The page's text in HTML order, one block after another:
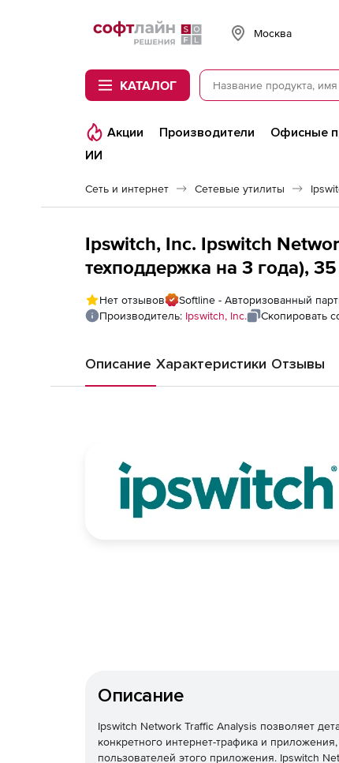
Softline
Москва
КАТАЛОГ
Акции Производители Офисные
ИИ
Сеть и интернет Сетевые утилиты
Ipswitch, Inc. Ipswitch
техподдержка на 3 года),
Нет отзывов
Softline - Авторизованный
Производитель: Ipswitch, Inc. Скопировать
Описание Характеристики Отзывы
Описание
Ipswitch Network Traffic Analysis позволяет
конкретного интернет-трафика и
пользователей этого приложения. Ipswitch